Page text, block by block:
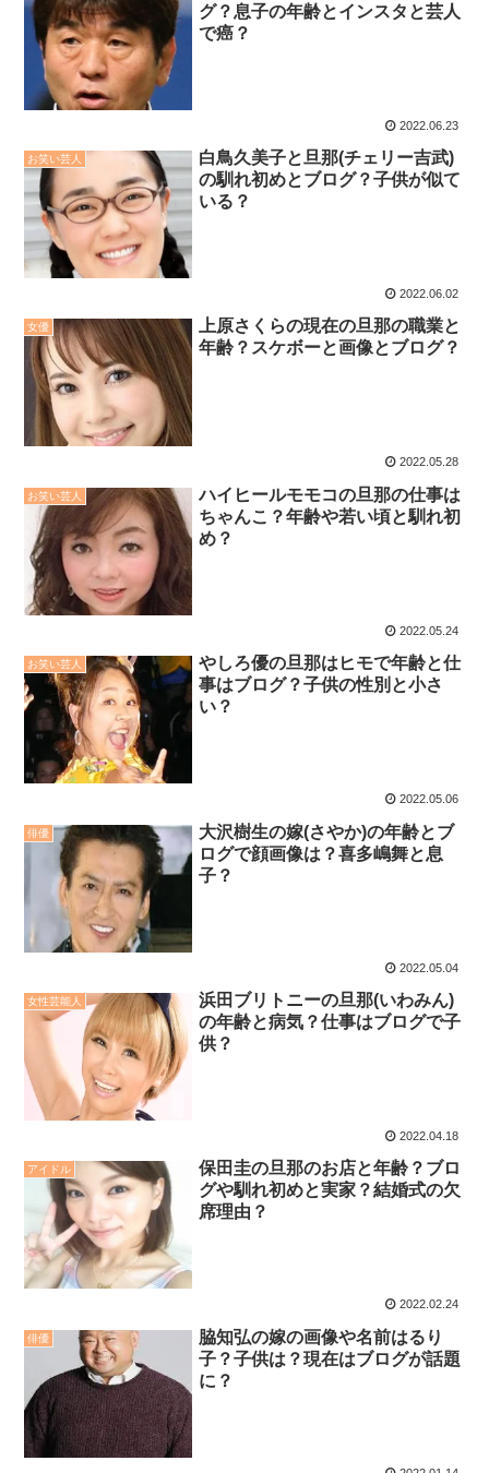
グ？息子の年齢とインスタと芸人
で癌？
2022.06.23
お笑い芸人
白鳥久美子と旦那(チェリー吉武)
の馴れ初めとブログ？子供が似て
いる？
2022.06.02
女優
上原さくらの現在の旦那の職業と
年齢？スケボーと画像とブログ？
2022.05.28
お笑い芸人
ハイヒールモモコの旦那の仕事は
ちゃんこ？年齢や若い頃と馴れ初
め？
2022.05.24
お笑い芸人
やしろ優の旦那はヒモで年齢と仕
事はブログ？子供の性別と小さ
い？
2022.05.06
俳優
大沢樹生の嫁(さやか)の年齢とブ
ログで顔画像は？喜多嶋舞と息
子？
2022.05.04
女性芸能人
浜田ブリトニーの旦那(いわみん)
の年齢と病気？仕事はブログで子
供？
2022.04.18
アイドル
保田圭の旦那のお店と年齢？ブロ
グや馴れ初めと実家？結婚式の欠
席理由？
2022.02.24
俳優
脇知弘の嫁の画像や名前はるり
子？子供は？現在はブログが話題
に？